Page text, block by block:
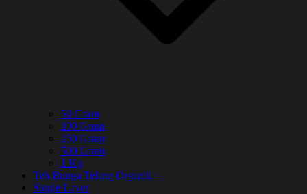
50 Gram
100 Gram
250 Gram
500 Gram
1 Kg
Teh Bunga Telang Organik :
Single Layer